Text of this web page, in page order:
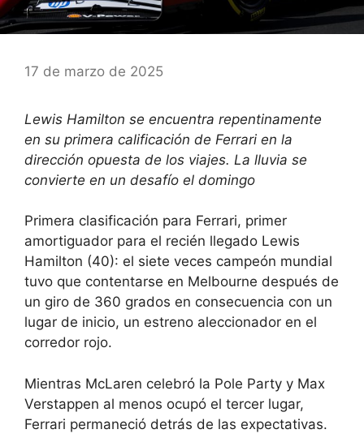
17 de marzo de 2025
Lewis Hamilton se encuentra repentinamente
en su primera calificación de Ferrari en la
dirección opuesta de los viajes. La lluvia se
convierte en un desafío el domingo
Primera clasificación para Ferrari, primer
amortiguador para el recién llegado Lewis
Hamilton (40): el siete veces campeón mundial
tuvo que contentarse en Melbourne después de
un giro de 360 ​​grados en consecuencia con un
lugar de inicio, un estreno aleccionador en el
corredor rojo.
Mientras McLaren celebró la Pole Party y Max
Verstappen al menos ocupó el tercer lugar,
Ferrari permaneció detrás de las expectativas.